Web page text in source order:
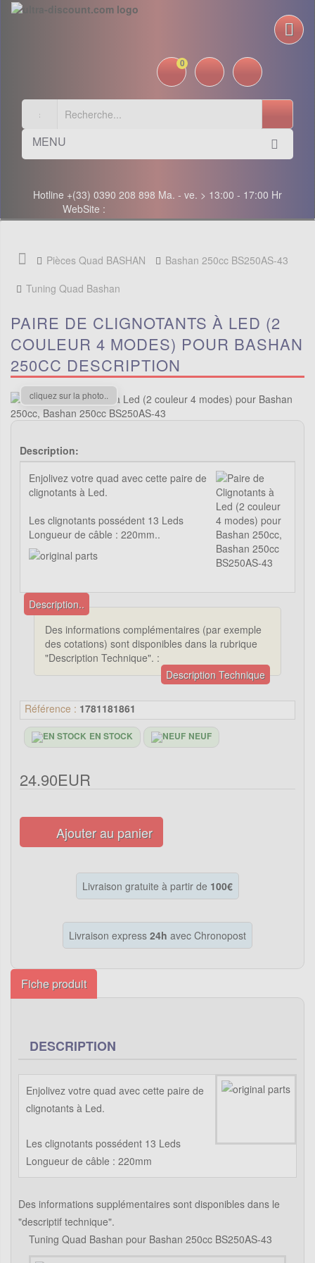
0
MENU
Hotline +(33) 0390 208 898 Ma. - ve. > 13:00 - 17:00 Hr
WebSite :
Pièces Quad BASHAN
Bashan 250cc BS250AS-43
Tuning Quad Bashan
PAIRE DE CLIGNOTANTS À LED (2
COULEUR 4 MODES) POUR BASHAN
250CC DESCRIPTION
cliquez sur la photo..
Description:
Enjolivez votre quad avec cette paire de
clignotants à Led.
Les clignotants possédent 13 Leds
Longueur de câble : 220mm..
Description..
Des informations complémentaires (par exemple
des cotations) sont disponibles dans la rubrique
"Description Technique". :
Description Technique
Référence : 1781181861
EN STOCK NEUF
24.90EUR
Ajouter au panier
Livraison gratuite à partir de 100€
Livraison express 24h avec Chronopost
Fiche produit
DESCRIPTION
Enjolivez votre quad avec cette paire de
clignotants à Led.
Les clignotants possédent 13 Leds
Longueur de câble : 220mm
Des informations supplémentaires sont disponibles dans le
"descriptif technique".
Tuning Quad Bashan pour Bashan 250cc BS250AS-43